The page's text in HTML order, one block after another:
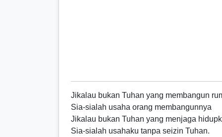
Jikalau bukan Tuhan yang membangun
Sia-sialah usaha orang membangunnya
Jikalau bukan Tuhan yang menjaga
Sia-sialah usahaku tanpa seizin Tuhan.